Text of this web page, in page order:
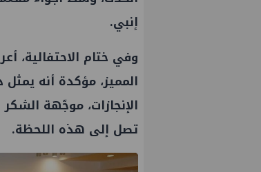
إنبي.
وفي ختام الاحتفالية،
المميز، مؤكدة أنه
الإنجازات، موجّهة
تصل إلى هذه اللحظة.
الالواح الخشبية بإدكو